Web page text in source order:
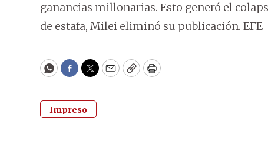
ganancias millonarias. Esto generó el
de estafa, Milei eliminó su publicación. EFE
WhatsApp
Facebook
Twitter
EmailCopyPrint
Impreso